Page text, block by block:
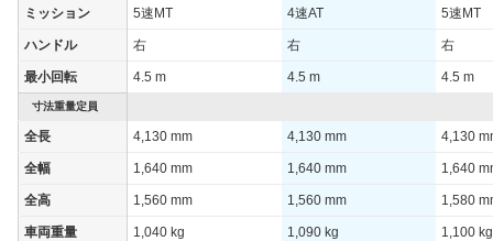
ミッション 5速MT 4速AT 5速MT
ハンドル 右 右 右
最小回転 4.5 m 4.5 m 4.5 m
寸法重量定員
全長 4,130 mm 4,130 mm 4,130
全幅 1,640 mm 1,640 mm 1,640
全高 1,560 mm 1,560 mm 1,580
車両重量 1,040 kg 1,090 kg 1,100 kg